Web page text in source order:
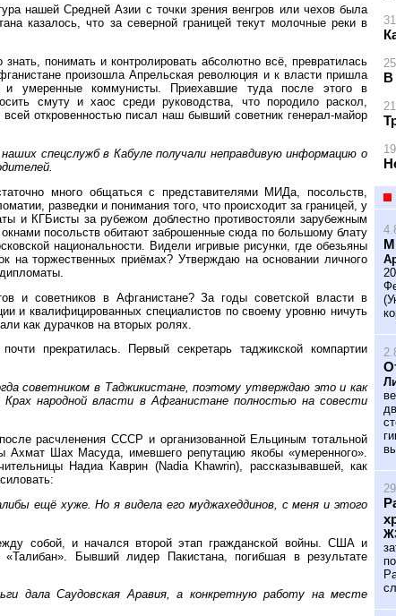
нашей Средней Азии с точки зрения венгров или чехов была
казалось, что за северной границей текут молочные реки в
понимать и контролировать абсолютно всё, превратилась
произошла Апрельская революция и к власти пришла
и умеренные коммунисты. Приехавшие туда после этого в
смуту и хаос среди руководства, что породило раскол,
откровенностью писал наш бывший советник генерал-майор
спецслужб в Кабуле получали неправдивую информацию о
много общаться с представителями МИДа, посольств,
разведки и понимания того, что происходит за границей, у
и КГБисты за рубежом доблестно противостояли зарубежным
посольств обитают заброшенные сюда по большому блату
национальности. Видели игривые рисунки, где обезьяны
на торжественных приёмах? Утверждаю на основании личного
и советников в Афганистане? За годы советской власти в
и квалифицированных специалистов по своему уровню ничуть
как дурачков на вторых ролях.
прекратилась. Первый секретарь таджикской компартии
советником в Таджикистане, поэтому утверждаю это и как
Крах народной власти в Афганистане полностью на совести
расчленения СССР и организованной Ельциным тотальной
Шах Масуда, имевшего репутацию якобы «умеренного».
Надиа Каврин (Nadia Khawrin), рассказывавшей, как
ещё хуже. Но я видела его муджахеддинов, с меня и этого
собой, и начался второй этап гражданской войны. США и
Бывший лидер Пакистана, погибшая в результате
дала Саудовская Аравия, а конкретную работу на месте
В